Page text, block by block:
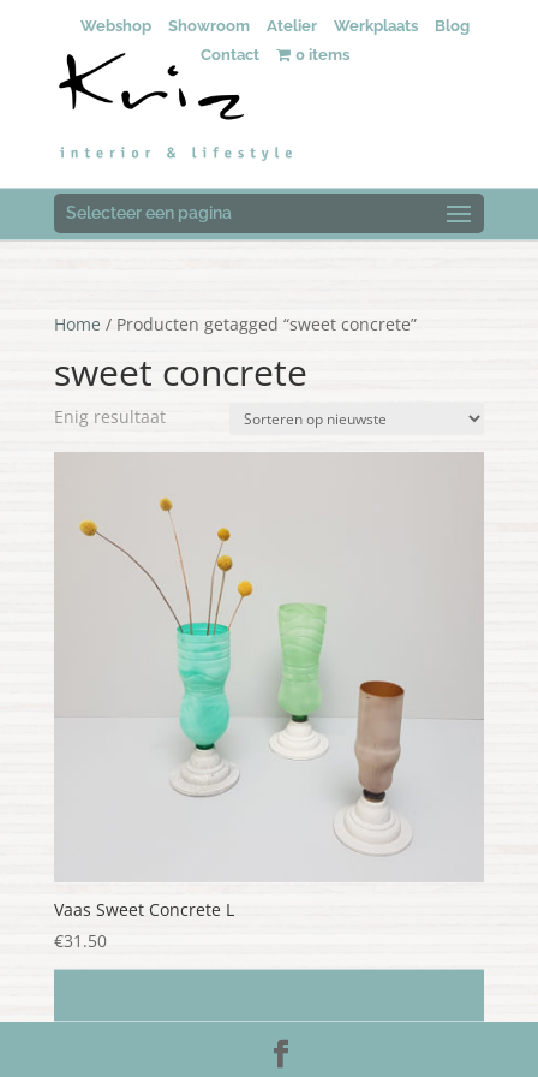
Webshop Showroom Atelier Werkplaats
Blog
Contact
0 items
Selecteer een pagina
Home / Producten getagged “sweet concrete”
sweet concrete
Enig resultaat
Vaas Sweet Concrete L
€31.50